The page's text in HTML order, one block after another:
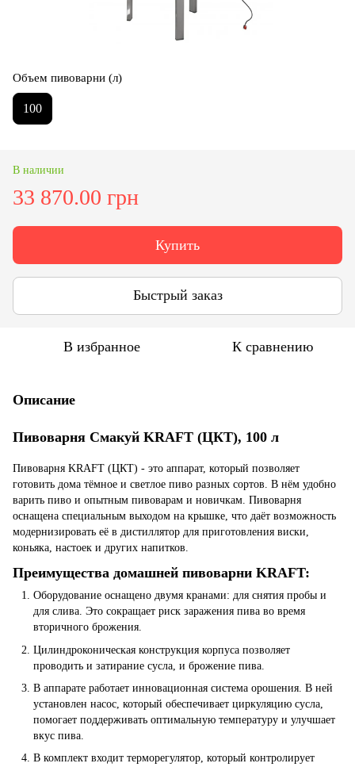
Объем пивоварни (л)
100
В наличии
33 870.00 грн
Купить
Быстрый заказ
В избранное К сравнению
Описание
Пивоварня Смакуй KRAFT (ЦКТ), 100 л
Пивоварня KRAFT (ЦКТ) - это аппарат, который позволяет
готовить дома тёмное и светлое пиво разных сортов. В нём удобно
варить пиво и опытным пивоварам и новичкам. Пивоварня
оснащена специальным выходом на крышке, что даёт возможность
модернизировать её в дистиллятор для приготовления виски,
коньяка, настоек и других напитков.
Преимущества домашней пивоварни KRAFT:
Оборудование оснащено двумя кранами: для снятия пробы и
для слива. Это сокращает риск заражения пива во время
вторичного брожения.
Цилиндроконическая конструкция корпуса позволяет
проводить и затирание сусла, и брожение пива.
В аппарате работает инновационная система орошения. В ней
установлен насос, который обеспечивает циркуляцию сусла,
помогает поддерживать оптимальную температуру и улучшает
вкус пива.
В комплект входит терморегулятор, который контролирует